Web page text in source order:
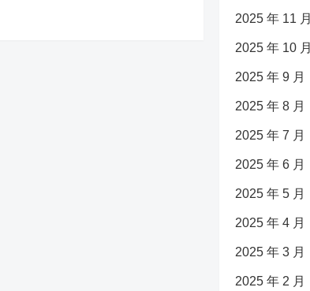
2025 年 11 月
2025 年 10 月
2025 年 9 月
2025 年 8 月
2025 年 7 月
2025 年 6 月
2025 年 5 月
2025 年 4 月
2025 年 3 月
2025 年 2 月